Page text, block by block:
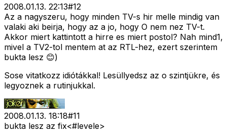
2008.01.13. 22:13#12
Az a nagyszeru, hogy minden TV-s hir melle mindig van
valaki aki beirja, hogy az a jo, hogy O nem nez TV-t.
Akkor miert kattintott a hirre es miert postol? Nah mind1,
mivel a TV2-tol mentem at az RTL-hez, ezert szerintem
bukta lesz 😊)
Sose vitatkozz idiótákkal! Lesüllyedsz az o szintjükre, és
legyoznek a rutinjukkal.
2008.01.13. 18:18#11
bukta lesz az fix<#levele>